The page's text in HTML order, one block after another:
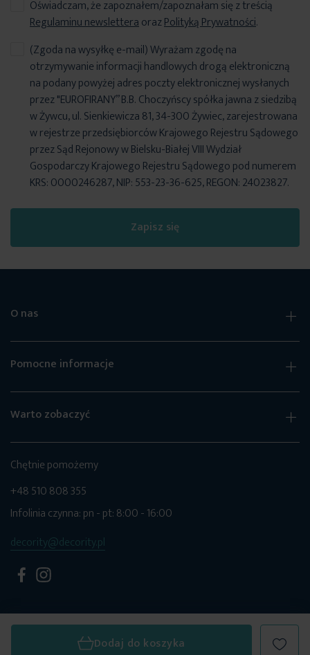
Dodaj do koszyka
Oświadczam, że zapoznałem/zapoznałam się z treścią
Regulaminu newsletteraorazPolityką Prywatności.
Zapisz się
(Zgoda na wysyłkę e-mail) Wyrażam zgodę na
otrzymywanie informacji handlowych drogą elektroniczną
na podany powyżej adres poczty elektronicznej wysłanych
przez "EUROFIRANY” B.B. Choczyńscy spółka jawna z siedzibą
w Żywcu, ul. Sienkiewicza 81, 34-300 Żywiec, zarejestrowana
w rejestrze przedsiębiorców Krajowego Rejestru Sądowego
przez Sąd Rejonowy w Bielsku-Białej VIII Wydział
Gospodarczy Krajowego Rejestru Sądowego pod numerem
KRS: 0000246287, NIP: 553-23-36-625, REGON: 24023827.
O nas
Pomocne informacje
Warto zobaczyć
Chętnie pomożemy
+48 510 808 355
Infolinia czynna: pn - pt: 8:00 - 16:00
decority@decority.pl
© 2026 Decority. Wszystkie prawa zastrzeżone.